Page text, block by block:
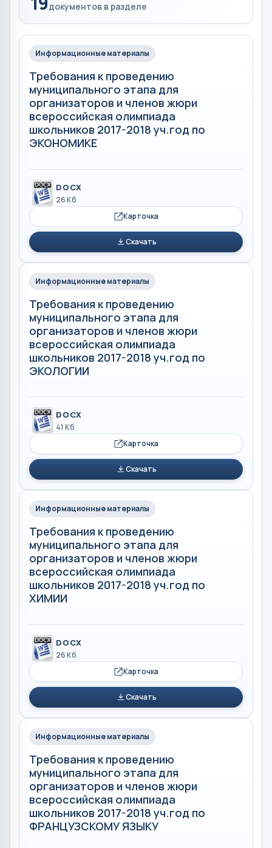
документов в разделе
Информационные материалы
Требования к проведению
муниципального этапа для
организаторов и членов жюри
всероссийская олимпиада
школьников 2017-2018 уч.год по
ЭКОНОМИКЕ
DOCX
26 Кб
Карточка
Скачать
Информационные материалы
Требования к проведению
муниципального этапа для
организаторов и членов жюри
всероссийская олимпиада
школьников 2017-2018 уч.год по
ЭКОЛОГИИ
DOCX
41 Кб
Карточка
Скачать
Информационные материалы
Требования к проведению
муниципального этапа для
организаторов и членов жюри
всероссийская олимпиада
школьников 2017-2018 уч.год по
ХИМИИ
DOCX
26 Кб
Карточка
Скачать
Информационные материалы
Требования к проведению
муниципального этапа для
организаторов и членов жюри
всероссийская олимпиада
школьников 2017-2018 уч.год по
ФРАНЦУЗСКОМУ ЯЗЫКУ